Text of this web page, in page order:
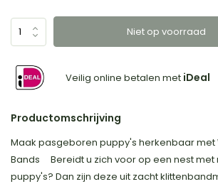
Niet op voorraad
Veilig online betalen met iDeal
Productomschrijving
Maak pasgeboren puppy's herkenbaar met
Bands Bereidt u zich voor op een nest
puppy's? Dan zijn deze uit zacht